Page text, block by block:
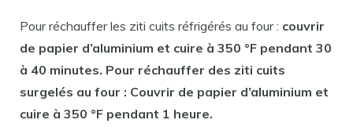
Pour réchauffer les ziti cuits réfrigérés au four : couvrir
de papier d’aluminium et cuire à 350 °F pendant 30
à 40 minutes. Pour réchauffer des ziti cuits
surgelés au four : Couvrir de papier d’aluminium et
cuire à 350 °F pendant 1 heure.